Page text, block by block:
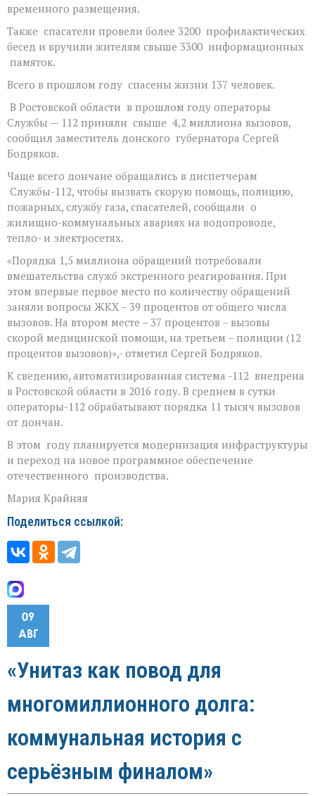
временного размещения.
Также спасатели провели более 3200 профилактических
бесед и вручили жителям свыше 3300 информационных
памяток.
Всего в прошлом году спасены жизни 137 человек.
В Ростовской области в прошлом году операторы
Службы — 112 приняли свыше 4,2 миллиона вызовов,
сообщил заместитель донского губернатора Сергей
Бодряков.
Чаще всего дончане обращались в диспетчерам
Службы-112, чтобы вызвать скорую помощь, полицию,
пожарных, службу газа, спасателей, сообщали о
жилищно-коммунальных авариях на водопроводе,
тепло- и электросетях.
«Порядка 1,5 миллиона обращений потребовали
вмешательства служб экстренного реагирования. При
этом впервые первое место по количеству обращений
заняли вопросы ЖКХ – 39 процентов от общего числа
вызовов. На втором месте – 37 процентов – вызовы
скорой медицинской помощи, на третьем – полиции (12
процентов вызовов)»,- отметил Сергей Бодряков.
К сведению, автоматизированная система -112 внедрена
в Ростовской области в 2016 году. В среднем в сутки
операторы-112 обрабатывают порядка 11 тысяч вызовов
от дончан.
В этом году планируется модернизация инфраструктуры
и переход на новое программное обеспечение
отечественного производства.
Мария Крайняя
Поделиться ссылкой:
09
АВГ
«Унитаз как повод для
многомиллионного долга:
коммунальная история с
серьёзным финалом»